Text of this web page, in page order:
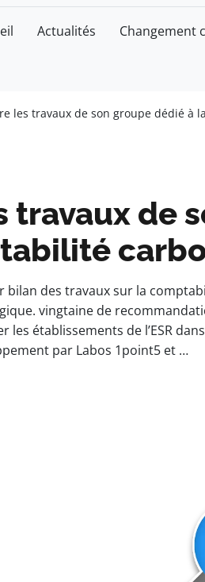
Actualités Changement
les travaux de son groupe dédié à
travaux de
bilan des travaux sur la
vingtaine de
établissements de l’ESR
par Labos 1point5 et …